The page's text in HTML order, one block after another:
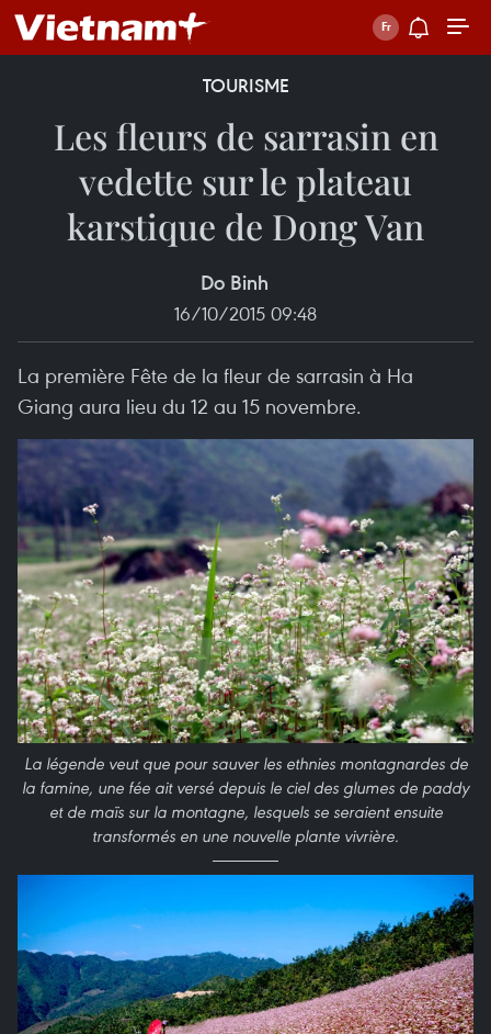
TOURISME
Les fleurs de sarrasin en
vedette sur le plateau
karstique de Dong Van
Do Binh
16/10/2015 09:48
La première Fête de la fleur de sarrasin à Ha
Giang aura lieu du 12 au 15 novembre.
La légende veut que pour sauver les ethnies montagnardes de
la famine, une fée ait versé depuis le ciel des glumes de paddy
et de maïs sur la montagne, lesquels se seraient ensuite
transformés en une nouvelle plante vivrière.